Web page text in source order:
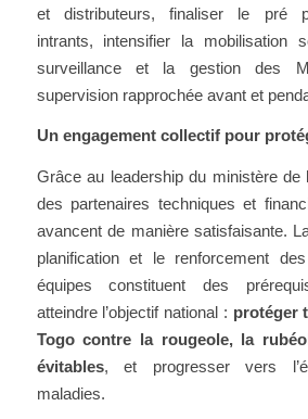
et distributeurs, finaliser le pré
intrants, intensifier la mobilisation
surveillance et la gestion des
supervision rapprochée avant et
Un engagement collectif pour
Grâce au leadership du ministère de
des partenaires techniques et
avancent de manière satisfaisante.
planification et le renforcement
équipes constituent des
atteindre l’objectif national : protéger
Togo contre la rougeole, la
évitables, et progresser vers
maladies.